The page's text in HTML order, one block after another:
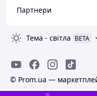
Партнери
Тема - світла BETA
© Prom.ua —